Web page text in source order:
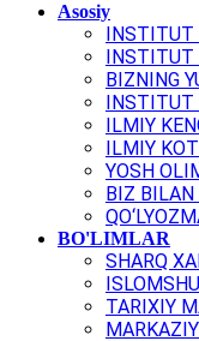
Asosiy
INSTITUT
INSTITUT
BIZNING
INSTITUT
ILMIY
ILMIY
YOSH
BIZ BILAN
BO'LIMLAR
SHARQ
TARIXIY